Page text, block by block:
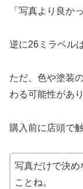
「写真より良か
逆に26ミラベル
ただ、色や塗装
わる可能性があり
購入前に店頭で
写真だけで決
ことね。